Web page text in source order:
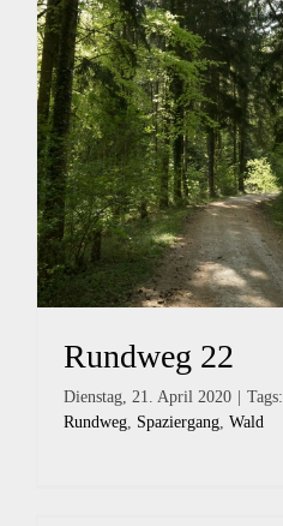
Rundweg 22
Dienstag, 21. April 2020 Tags:
Rundweg, Spaziergang, Wald